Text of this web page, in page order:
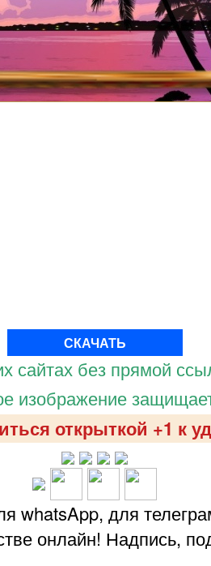
СКАЧАТЬ
сайтах без прямой
изображение
открыткой +1 к
whatsApp, для
онлайн! Надпись,